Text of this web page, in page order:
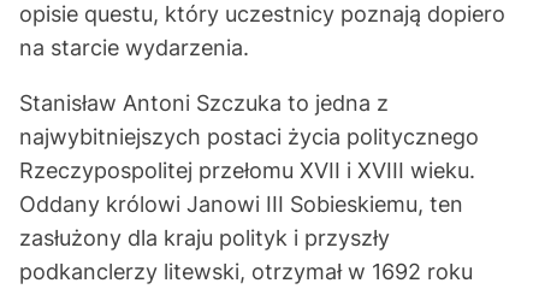
opisie questu, który uczestnicy poznają dopiero
na starcie wydarzenia.
Stanisław Antoni Szczuka to jedna z
najwybitniejszych postaci życia politycznego
Rzeczypospolitej przełomu XVII i XVIII wieku.
Oddany królowi Janowi III Sobieskiemu, ten
zasłużony dla kraju polityk i przyszły
podkanclerzy litewski, otrzymał w 1692 roku